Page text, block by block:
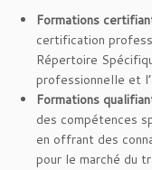
Formations
certification
Répertoire
professionnelle et
Formations
des compétences
en offrant des
pour le marché du